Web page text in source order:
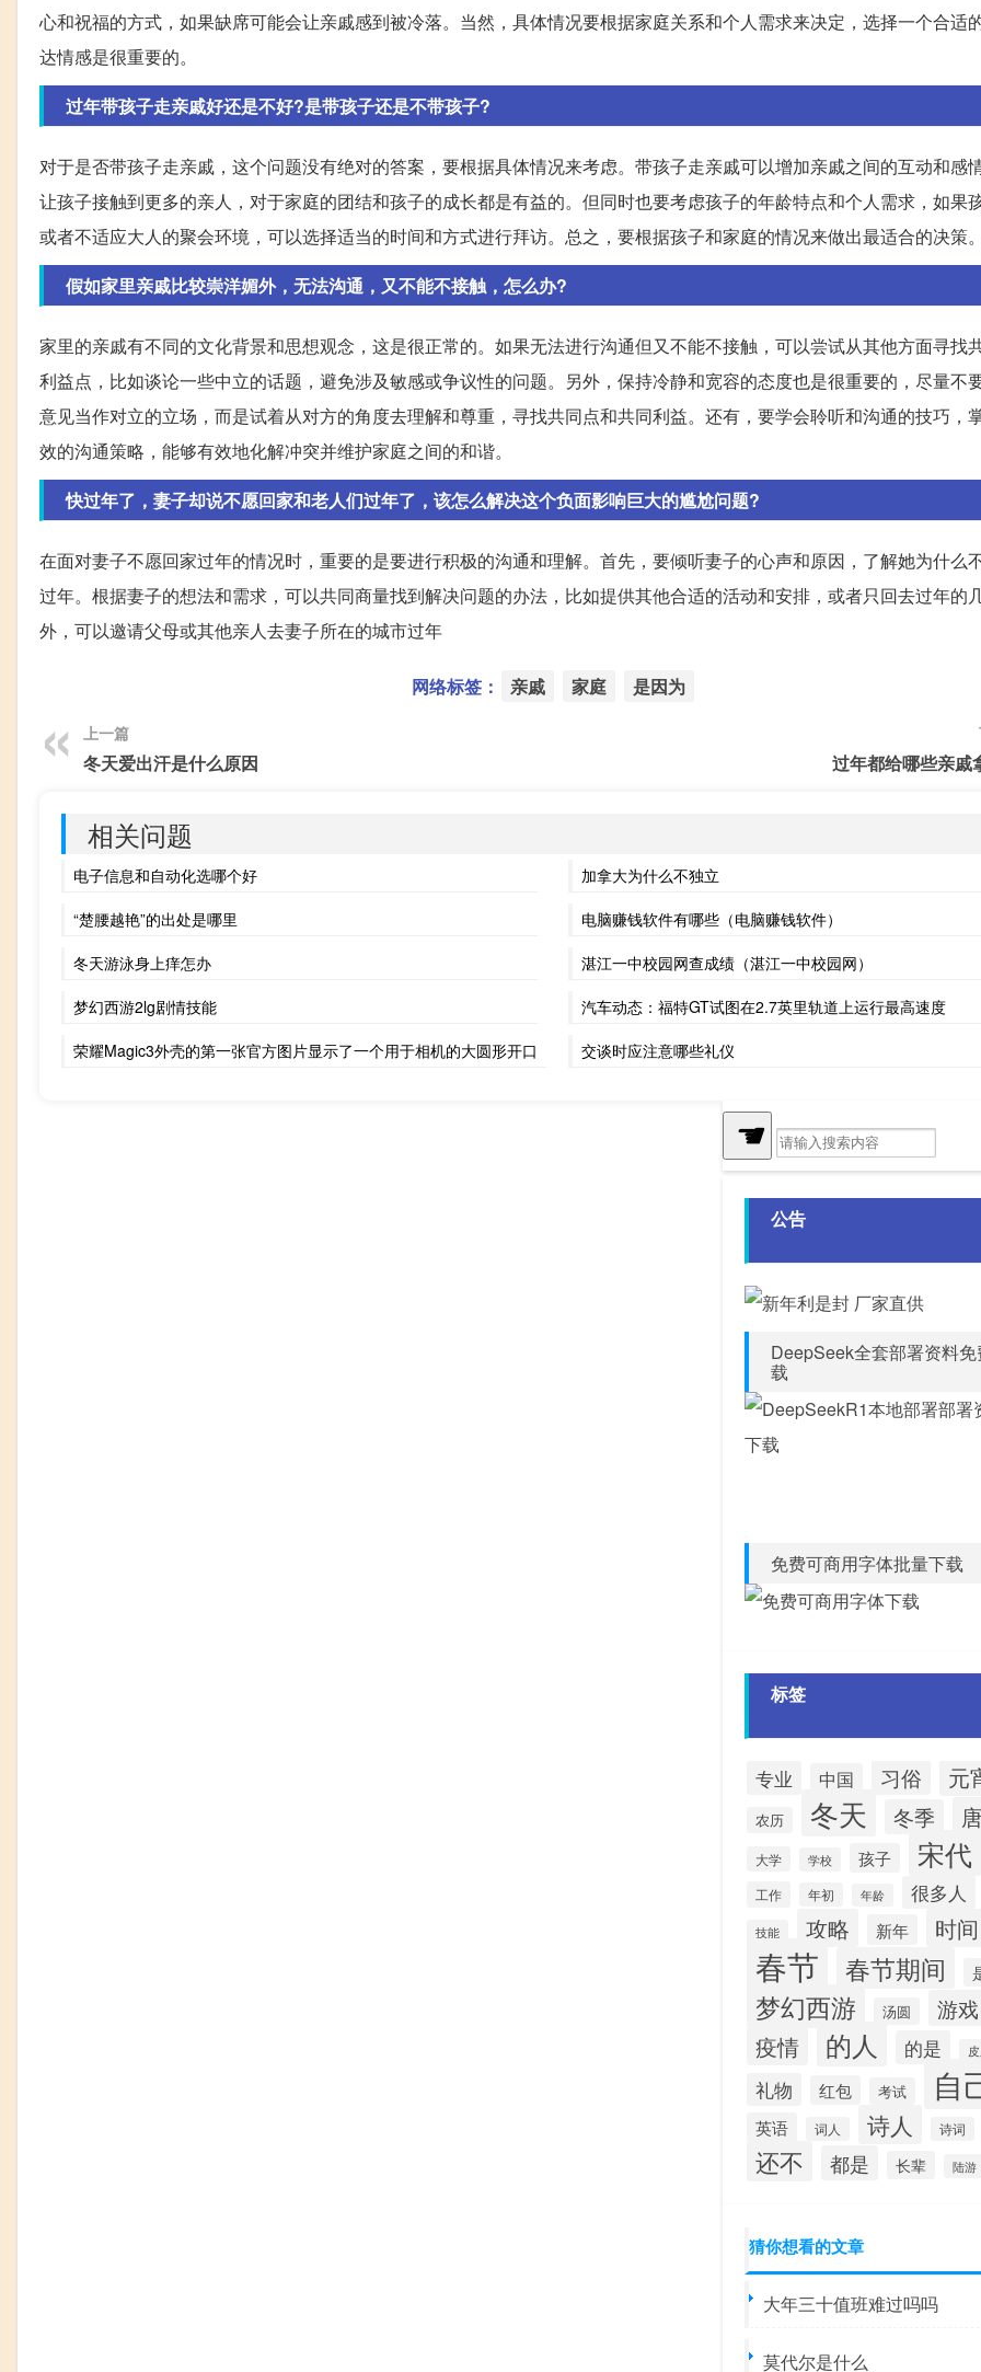
心和祝福的方式，如果缺席可能会让亲戚感到被冷落。当然，具体情况要根据家庭关系和个人需求来决定，选择一个合适
达情感是很重要的。
过年带孩子走亲戚好还是不好?是带孩子还是不带孩子?
对于是否带孩子走亲戚，这个问题没有绝对的答案，要根据具体情况来考虑。带孩子走亲戚可以增加亲戚之间的互动和感
让孩子接触到更多的亲人，对于家庭的团结和孩子的成长都是有益的。但同时也要考虑孩子的年龄特点和个人需求，如果
或者不适应大人的聚会环境，可以选择适当的时间和方式进行拜访。总之，要根据孩子和家庭的情况来做出最适合的决策
假如家里亲戚比较崇洋媚外，无法沟通，又不能不接触，怎么办?
家里的亲戚有不同的文化背景和思想观念，这是很正常的。如果无法进行沟通但又不能不接触，可以尝试从其他方面寻找
利益点，比如谈论一些中立的话题，避免涉及敏感或争议性的问题。另外，保持冷静和宽容的态度也是很重要的，尽量不
意见当作对立的立场，而是试着从对方的角度去理解和尊重，寻找共同点和共同利益。还有，要学会聆听和沟通的技巧，
效的沟通策略，能够有效地化解冲突并维护家庭之间的和谐。
快过年了，妻子却说不愿回家和老人们过年了，该怎么解决这个负面影响巨大的尴尬问题?
在面对妻子不愿回家过年的情况时，重要的是要进行积极的沟通和理解。首先，要倾听妻子的心声和原因，了解她为什么
过年。根据妻子的想法和需求，可以共同商量找到解决问题的办法，比如提供其他合适的活动和安排，或者只回去过年的
外，可以邀请父母或其他亲人去妻子所在的城市过年
网络标签： 亲戚 家庭 是因为
上一篇
冬天爱出汗是什么原因 过年都给哪些亲戚
相关问题
电子信息和自动化选哪个好
加拿大为什么不独立
“楚腰越艳”的出处是哪里
电脑赚钱软件有哪些（电脑赚钱软件）
冬天游泳身上痒怎办
湛江一中校园网查成绩（湛江一中校园网）
梦幻西游2lg剧情技能
汽车动态：福特GT试图在2.7英里轨道上运行最高速度
荣耀Magic3外壳的第一张官方图片显示了一个用于相机的大圆形开口
交谈时应注意哪些礼仪
☚
公告
DeepSeek全套部署资料
载
免费可商用字体批量下载
标签
专业 中国 习俗 元
农历 冬天 冬季
大学 学校 孩子 宋代
工作 年初 年龄 很多人
技能 攻略 新年 时间
春节 春节期间
梦幻西游 汤圆 游戏
疫情 的人 的是
礼物 红包 考试 自
英语 词人 诗人 诗词
还不 都是 长辈 陆游
猜你想看的文章
大年三十值班难过吗吗
莫代尔是什么